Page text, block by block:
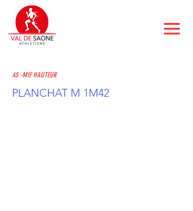
45 -MIF HAUTEUR
PLANCHAT M 1M42